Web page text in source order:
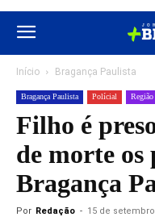
Início Bragança Paulista
Bragança Paulista Polícial Região
Filho é
de morte os
Bragança
Por Redação - 15 de